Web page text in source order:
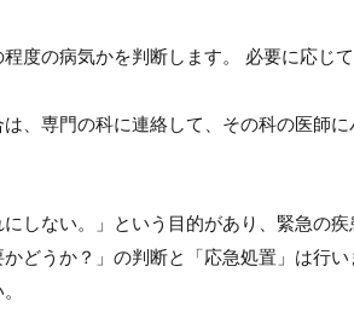
度の病気かを判断します。 必要に応じて
、専門の科に連絡して、その科の医師に
しない。」という目的があり、緊急の疾
どうか？」の判断と「応急処置」は行い